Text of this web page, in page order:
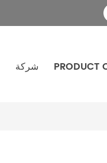
شركة PRODUCT